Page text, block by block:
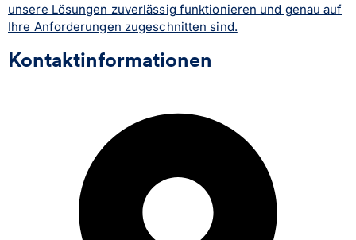
unsere Lösungen zuverlässig funktionieren und genau auf
Ihre Anforderungen zugeschnitten sind.
Kontaktinformationen